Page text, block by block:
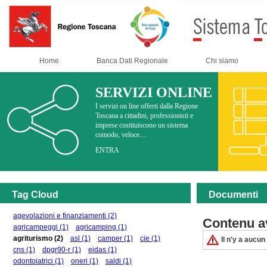
Home Banca Dati Regionale Chi siamo
SERVIZI ONLINE
I servizi on line offerti dalla Regione
Toscana a cittadini, professionisti e
imprese costituiscono un sistema
comodo, veloce....
ENTRA
Tag Cloud
agevolazioni e finanziamenti (2)
agricampeggi (1) agricamping (1)
agriturismo (2) asl (1) camper (1) cie (1)
cns (1) dpgr90-r (1) eidas (1)
odontoiatrici (1) oneri (1) saldi (1)
Documenti
Contenu
Il n'y a